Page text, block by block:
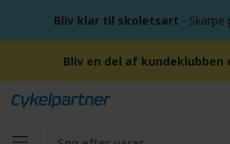
Bliv klar til skoletsart - Skarpe
Bliv en del af kundeklubben